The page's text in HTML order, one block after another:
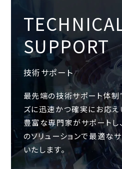
SUPPORT
技術サポート
最先端の技術サポート体制
ズに迅速かつ確実にお応え
豊富な専門家がサポートし
のソリューションで最適な
いたします。